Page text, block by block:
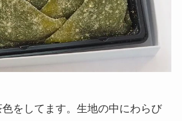
をしてます。生地の中にわらび